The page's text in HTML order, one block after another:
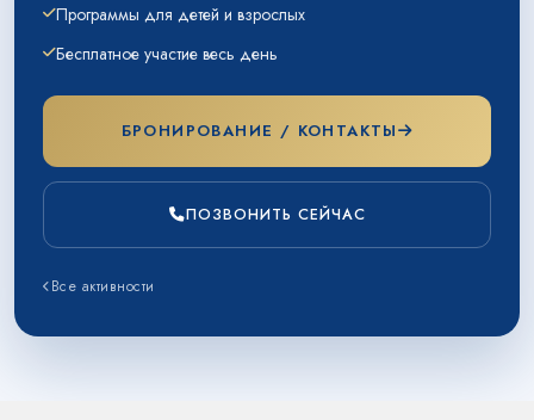
Программы для детей и взрослых
Бесплатное участие весь день
БРОНИРОВАНИЕ / КОНТАКТЫ
ПОЗВОНИТЬ СЕЙЧАС
Все активности